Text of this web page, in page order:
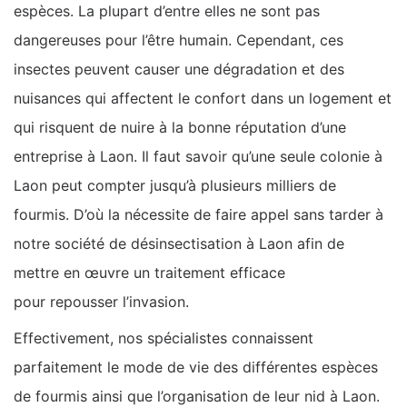
espèces. La plupart d’entre elles ne sont pas
dangereuses pour l’être humain. Cependant, ces
insectes peuvent causer une dégradation et des
nuisances qui affectent le confort dans un logement et
qui risquent de nuire à la bonne réputation d’une
entreprise à Laon. Il faut savoir qu’une seule colonie à
Laon peut compter jusqu’à plusieurs milliers de
fourmis. D’où la nécessite de faire appel sans tarder à
notre société de désinsectisation à Laon afin de
mettre en œuvre un traitement efficace
pour repousser l’invasion.
Effectivement, nos spécialistes connaissent
parfaitement le mode de vie des différentes espèces
de fourmis ainsi que l’organisation de leur nid à Laon.